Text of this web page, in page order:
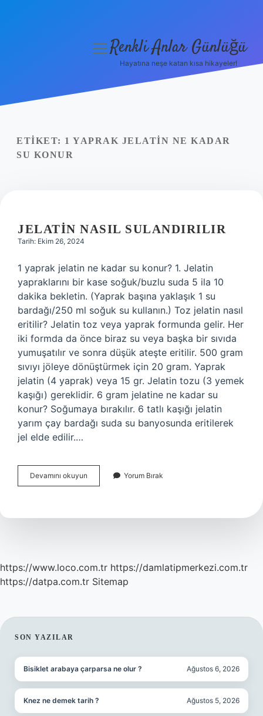
Yasal Uyarı
menüyüRenkli Anlar Günlüğü
Hayatına neşe katan kısa hikayeler!
ETIKET: 1 YAPRAK JELATIN NE KADAR
SU KONUR
JELATIN NASIL SULANDIRILIR
Tarih: Ekim 26, 2024
1 yaprak jelatin ne kadar su konur? 1. Jelatin
yapraklarını bir kase soğuk/buzlu suda 5 ila 10
dakika bekletin. (Yaprak başına yaklaşık 1 su
bardağı/250 ml soğuk su kullanın.) Toz jelatin nasıl
eritilir? Jelatin toz veya yaprak formunda gelir. Her
iki formda da önce biraz su veya başka bir sıvıda
yumuşatılır ve sonra düşük ateşte eritilir. 500 gram
sıvıyı jöleye dönüştürmek için 20 gram. Yaprak
jelatin (4 yaprak) veya 15 gr. Jelatin tozu (3 yemek
kaşığı) gereklidir. 6 gram jelatine ne kadar su
konur? Soğumaya bırakılır. 6 tatlı kaşığı jelatin
yarım çay bardağı suda su banyosunda eritilerek
jel elde edilir.…
Devamını okuyun
Nasıl
Yorum Bırak
https://www.loco.com.tr https://damlatipmerkezi.com.tr
https://datpa.com.tr Sitemap
SIDEBAR
SON YAZILAR
Bisiklet arabaya çarparsa ne olur ? Ağustos 6, 2026
Knez ne demek tarih ? Ağustos 5, 2026